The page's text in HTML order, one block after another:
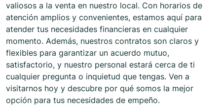
valiosos a la venta en nuestro local. Con horarios de
atención amplios y convenientes, estamos aquí para
atender tus necesidades financieras en cualquier
momento. Además, nuestros contratos son claros y
flexibles para garantizar un acuerdo mutuo,
satisfactorio, y nuestro personal estará cerca de ti
cualquier pregunta o inquietud que tengas. Ven a
visitarnos hoy y descubre por qué somos la mejor
opción para tus necesidades de empeño.